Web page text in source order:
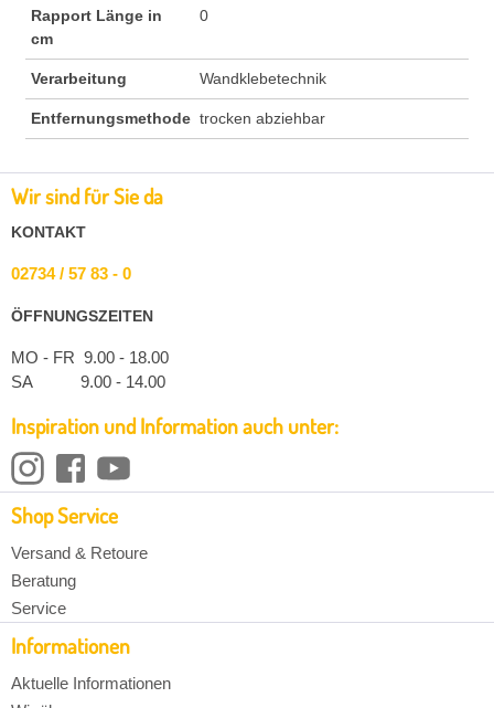
Rapport Länge in
cm
0
Verarbeitung Wandklebetechnik
Entfernungsmethode trocken abziehbar
Wir sind für Sie da
KONTAKT
02734 / 57 83 - 0
ÖFFNUNGSZEITEN
MO - FR 9.00 - 18.00
SA 9.00 - 14.00
Inspiration und Information auch unter:
Shop Service
Versand & Retoure
Beratung
Service
Informationen
Aktuelle Informationen